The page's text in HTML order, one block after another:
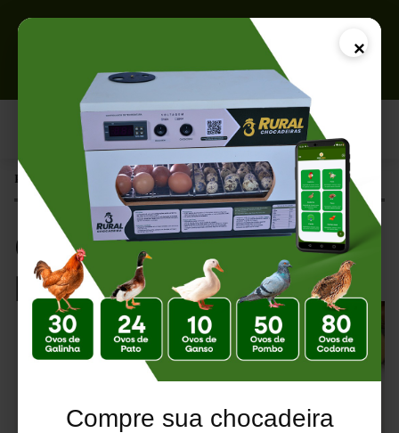
×
Compre sua chocadeira
Página Inicial | Como Atrair Clientes para um Incubatório
Como Atrair Clientes
para um Incubatório